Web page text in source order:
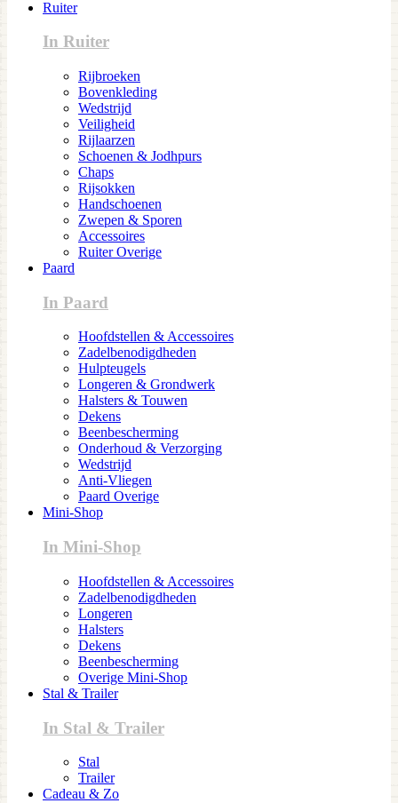
Ruiter
In Ruiter
Rijbroeken
Bovenkleding
Wedstrijd
Veiligheid
Rijlaarzen
Schoenen & Jodhpurs
Chaps
Rijsokken
Handschoenen
Zwepen & Sporen
Accessoires
Ruiter Overige
Paard
In Paard
Hoofdstellen & Accessoires
Zadelbenodigdheden
Hulpteugels
Longeren & Grondwerk
Halsters & Touwen
Dekens
Beenbescherming
Onderhoud & Verzorging
Wedstrijd
Anti-Vliegen
Paard Overige
Mini-Shop
In Mini-Shop
Hoofdstellen & Accessoires
Zadelbenodigdheden
Longeren
Halsters
Dekens
Beenbescherming
Overige Mini-Shop
Stal & Trailer
In Stal & Trailer
Stal
Trailer
Cadeau & Zo